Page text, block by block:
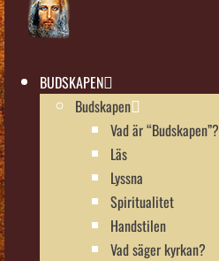
BUDSKAPEN
Budskapen
Vad är “Budskapen”?
Läs
Lyssna
Spiritualitet
Handstilen
Vad säger kyrkan?